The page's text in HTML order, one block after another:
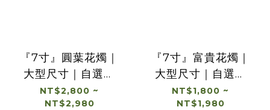
『7寸』圓葉花燭｜
大型尺寸｜自選盆
器
NT$2,800 ~
NT$2,980
『7寸』富貴花燭｜
大型尺寸｜自選盆
器
NT$1,800 ~
NT$1,980